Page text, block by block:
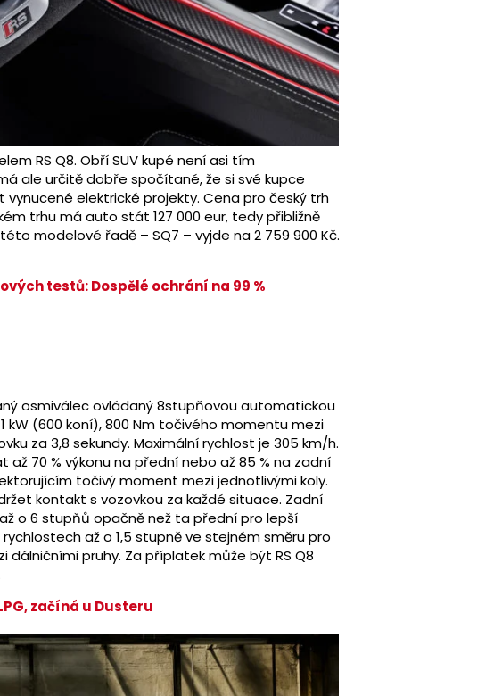
RS Q8. Obří SUV kupé není asi tím
ale určitě dobře spočítané, že si své kupce
elektrické projekty. Cena pro český trh
trhu má auto stát 127 000 eur, tedy přibližně
modelové řadě – SQ7 – vyjde na 2 759 900 Kč.
testů: Dospělé ochrání na 99 %
osmiválec ovládaný 8stupňovou automatickou
kW (600 koní), 800 Nm točivého momentu mezi
za 3,8 sekundy. Maximální rychlost je 305 km/h.
70 % výkonu na přední nebo až 85 % na zadní
točivý moment mezi jednotlivými koly.
kontakt s vozovkou za každé situace. Zadní
o 6 stupňů opačně než ta přední pro lepší
až o 1,5 stupně ve stejném směru pro
pruhy. Za příplatek může být RS Q8
začíná u Dusteru